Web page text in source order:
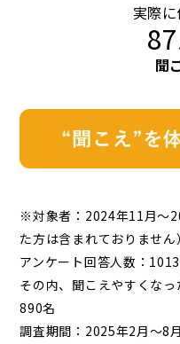
実際
87
聞
※対象者：2024年11月〜
た方は含まれておりません）
アンケート回答人数：
その内、聞こえやすくな
890名
調査期間：2025年2月〜8月